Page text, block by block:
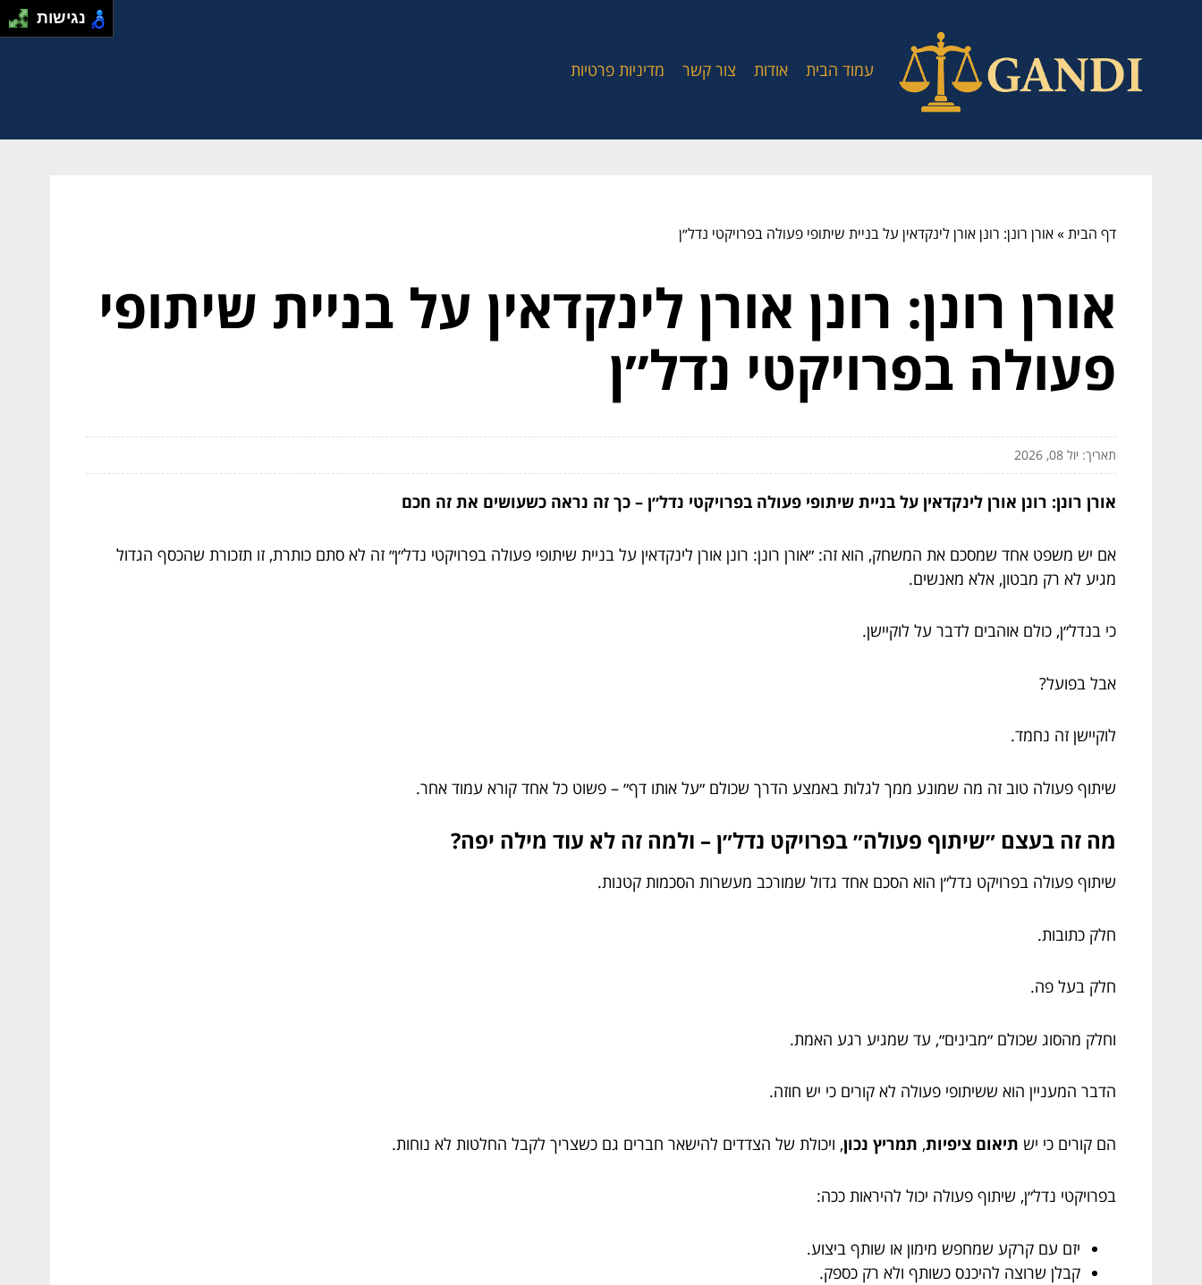
עמוד הבית אודות צור קשר מדיניות פרטיות
דף הבית»אורן רונן: רונן אורן לינקדאין על בניית שיתופי פעולה בפרויקטי נדל״ן
אורן רונן: רונן אורן לינקדאין על בניית שיתופי
פעולה בפרויקטי נדל״ן
תאריך: יול 08, 2026
אורן רונן: רונן אורן לינקדאין על בניית שיתופי פעולה בפרויקטי נדל״ן – כך זה נראה כשעושים את זה חכם
אם יש משפט אחד שמסכם את המשחק, הוא זה: ״אורן רונן: רונן אורן לינקדאין על בניית שיתופי פעולה בפרויקטי נדל״ן״ זה לא סתם כותרת, זו תזכורת שהכסף הגדול
מגיע לא רק מבטון, אלא מאנשים.
כי בנדל״ן, כולם אוהבים לדבר על לוקיישן.
אבל בפועל?
לוקיישן זה נחמד.
שיתוף פעולה טוב זה מה שמונע ממך לגלות באמצע הדרך שכולם ״על אותו דף״ – פשוט כל אחד קורא עמוד אחר.
מה זה בעצם ״שיתוף פעולה״ בפרויקט נדל״ן – ולמה זה לא עוד מילה יפה?
שיתוף פעולה בפרויקט נדל״ן הוא הסכם אחד גדול שמורכב מעשרות הסכמות קטנות.
חלק כתובות.
חלק בעל פה.
וחלק מהסוג שכולם ״מבינים״, עד שמגיע רגע האמת.
הדבר המעניין הוא ששיתופי פעולה לא קורים כי יש חוזה.
הם קורים כי יש תיאום ציפיות, תמריץ נכון, ויכולת של הצדדים להישאר חברים גם כשצריך לקבל החלטות לא נוחות.
בפרויקטי נדל״ן, שיתוף פעולה יכול להיראות ככה:
יזם עם קרקע שמחפש מימון או שותף ביצוע.
קבלן שרוצה להיכנס כשותף ולא רק כספק.
נגישות